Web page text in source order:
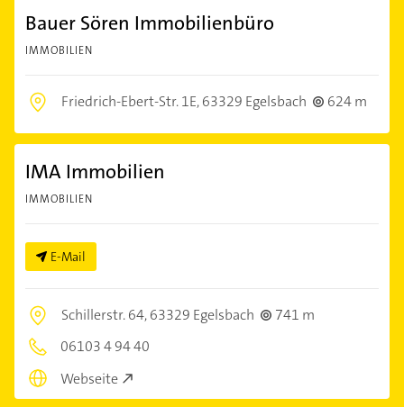
Bauer Sören Immobilienbüro
IMMOBILIEN
Friedrich-Ebert-Str. 1E,63329 Egelsbach 624 m
IMA Immobilien
IMMOBILIEN
E-Mail
Schillerstr. 64,63329 Egelsbach
741 m
06103 4 94 40
Webseite